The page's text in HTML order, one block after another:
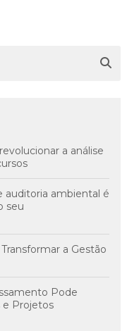
a análise
auditoria ambiental é
seu
a Gestão
Pode
e Projetos